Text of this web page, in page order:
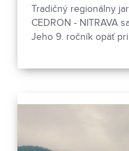
Tradičný regionálny
CEDRON - NITRAVA
Jeho 9. ročník opäť